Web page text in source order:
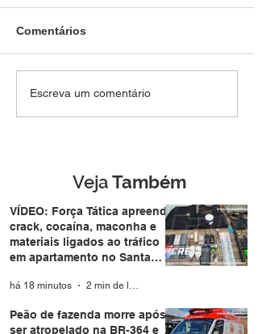
Peão de fazenda morre
Comentários
Escreva um comentário
VejaTambém
VÍDEO: Força Tática apreende
crack, cocaína, maconha e
materiais ligados ao tráfico
em apartamento no Santa
há 18 minutos
Peão de fazenda morre após
ser atropelado na BR-364 e